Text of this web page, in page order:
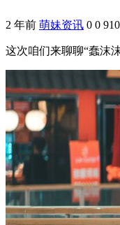
2 年前 萌妹资讯 0 0 910
这次咱们来聊聊“蠢沫